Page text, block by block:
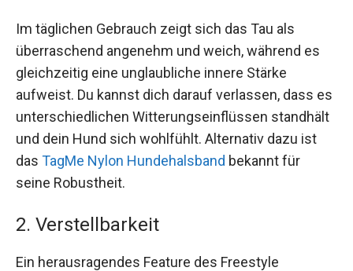
Im täglichen Gebrauch zeigt sich das Tau als
überraschend angenehm und weich, während es
gleichzeitig eine unglaubliche innere Stärke
aufweist. Du kannst dich darauf verlassen, dass es
unterschiedlichen Witterungseinflüssen standhält
und dein Hund sich wohlfühlt. Alternativ dazu ist
das TagMe Nylon Hundehalsband bekannt für
seine Robustheit.
2. Verstellbarkeit
Ein herausragendes Feature des Freestyle